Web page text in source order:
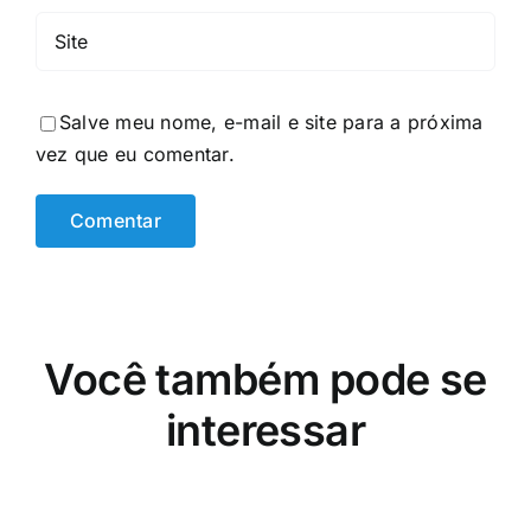
Salve meu nome, e-mail e site para a próxima
vez que eu comentar.
Você também pode se
interessar